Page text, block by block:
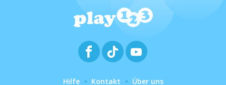
Hilfe Kontakt Über uns